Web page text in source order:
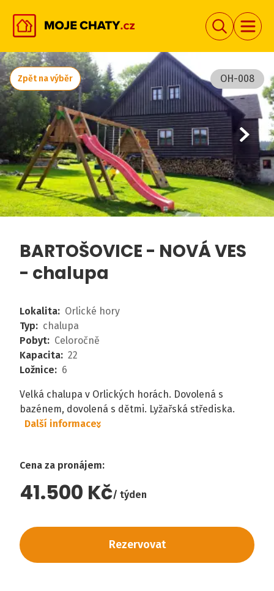
BARTOŠOVICE - NOVÁ VES
- chalupa
Lokalita: Orlické hory
Typ: chalupa
Pobyt: Celoročně
Kapacita: 22
Ložnice: 6
Velká chalupa v Orlických horách. Dovolená s
bazénem, dovolená s dětmi. Lyžařská střediska.
Další informace
Cena za pronájem:
41.500 Kč týden
Zpět na výběr OH-008
Rezervovat